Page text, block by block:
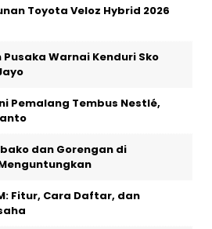
Toyota Veloz Hybrid 2026
Pusaka Warnai Kenduri Sko
Pemalang Tembus Nestlé,
dan Gorengan di
Fitur, Cara Daftar, dan